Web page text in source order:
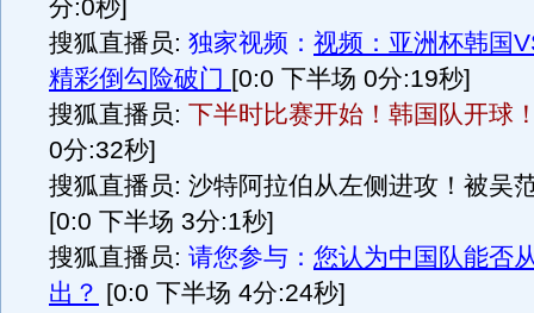
分:0秒]
搜狐直播员: 独家视频： 视频：亚洲杯韩国
精彩倒勾险破门 [0:0 下半场 0分:19秒]
搜狐直播员: 下半时比赛开始！韩国队开球
0分:32秒]
搜狐直播员: 沙特阿拉伯从左侧进攻！被吴
[0:0 下半场 3分:1秒]
搜狐直播员: 请您参与： 您认为中国队能否
出？ [0:0 下半场 4分:24秒]